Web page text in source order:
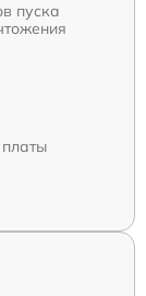
пуска